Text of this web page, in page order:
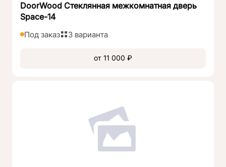
DoorWood Стеклянная межкомнатная дверь
Space-14
Под заказ 3 варианта
от 11 000 ₽